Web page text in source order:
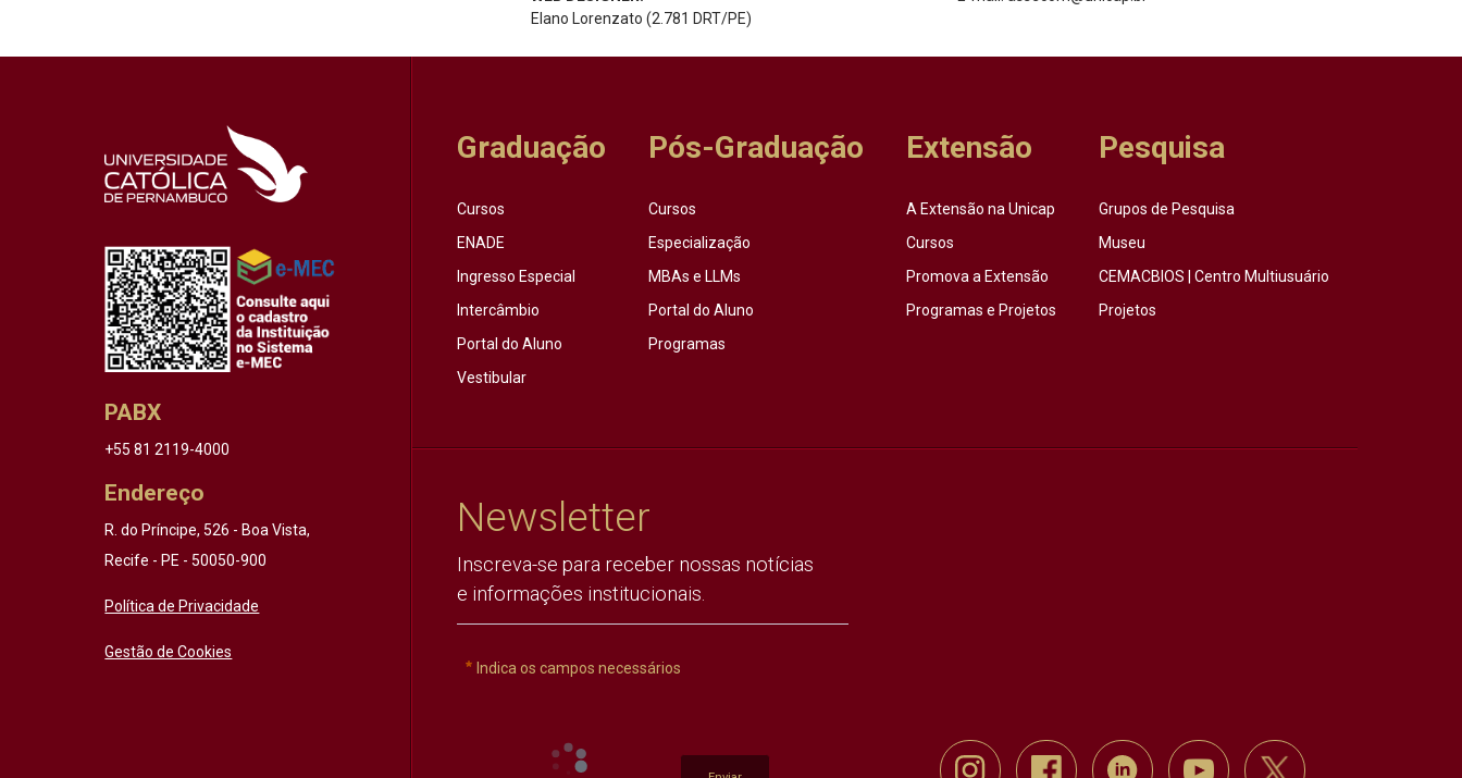
Elano Lorenzato (2.781 DRT/PE)
PABX
+55 81 2119-4000
Endereço
R. do Príncipe, 526 - Boa Vista,
Recife - PE - 50050-900
Política de Privacidade
Gestão de Cookies
Graduação
Cursos
ENADE
Ingresso Especial
Intercâmbio
Portal do Aluno
Vestibular
Pós-Graduação
Cursos
Especialização
MBAs e LLMs
Portal do Aluno
Programas
Extensão
A Extensão na Unicap
Cursos
Promova a Extensão
Programas e Projetos
Pesquisa
Grupos de Pesquisa
Museu
CEMACBIOS | Centro Multiusuário
Projetos
Newsletter
Inscreva-se para receber nossas notícias
e informações institucionais.
Indica os campos necessários